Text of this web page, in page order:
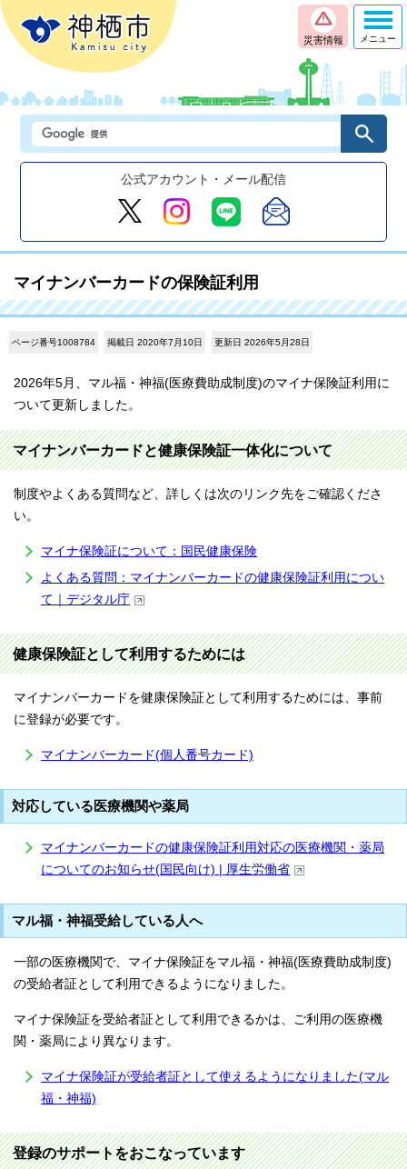
災害情報
公式アカウント・メール配信
メニュー
マイナンバーカードの保険証利用
ページ番号1008784 掲載日 2020年7月10日 更新日 2026年5月28日
2026年5月、マル福・神福(医療費助成制度)のマイナ保険証利用に
ついて更新しました。
マイナンバーカードと健康保険証一体化について
制度やよくある質問など、詳しくは次のリンク先をご確認くださ
い。
マイナ保険証について：国民健康保険
よくある質問：マイナンバーカードの健康保険証利用につい
て｜デジタル庁
健康保険証として利用するためには
マイナンバーカードを健康保険証として利用するためには、事前
に登録が必要です。
マイナンバーカード(個人番号カード)
対応している医療機関や薬局
マイナンバーカードの健康保険証利用対応の医療機関・薬局
についてのお知らせ(国民向け) | 厚生労働省
マル福・神福受給している人へ
一部の医療機関で、マイナ保険証をマル福・神福(医療費助成制度)
の受給者証として利用できるようになりました。
マイナ保険証を受給者証として利用できるかは、ご利用の医療機
関・薬局により異なります。
マイナ保険証が受給者証として使えるようになりました(マル
福・神福)
登録のサポートをおこなっています